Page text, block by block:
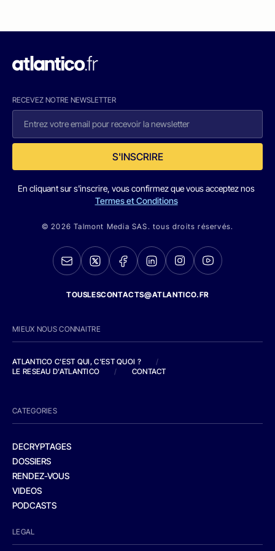
RECEVEZ NOTRE NEWSLETTER
S'INSCRIRE
En cliquant sur s'inscrire, vous confirmez que vous acceptez nos
Termes et Conditions
© 2026 Talmont Media SAS. tous droits réservés.
TOUSLESCONTACTS@ATLANTICO.FR
MIEUX NOUS CONNAITRE
ATLANTICO C'EST QUI, C'EST QUOI ?
/
LE RESEAU D'ATLANTICO
/ CONTACT
CATEGORIES
DECRYPTAGES
DOSSIERS
RENDEZ-VOUS
VIDEOS
PODCASTS
LEGAL